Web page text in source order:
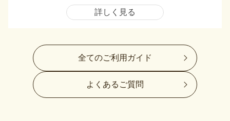
詳しく見る
全てのご利用ガイド
よくあるご質問